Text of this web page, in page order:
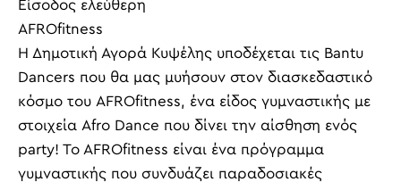
Είσοδος ελεύθερη
AFROfitness
Η Δημοτική Αγορά Κυψέλης υποδέχεται τις Bantu
Dancers που θα μας μυήσουν στον διασκεδαστικό
κόσμο του AFROfitness, ένα είδος γυμναστικής με
στοιχεία Afro Dance που δίνει την αίσθηση ενός
party! To AFROfitness είναι ένα πρόγραμμα
γυμναστικής που συνδυάζει παραδοσιακές